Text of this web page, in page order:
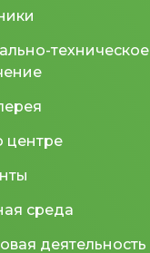
техническое
центре
среда
деятельность